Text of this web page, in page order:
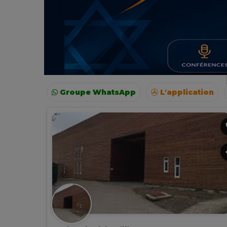
Groupe WhatsApp L'application
Voyages Colonies Resto autour de moi